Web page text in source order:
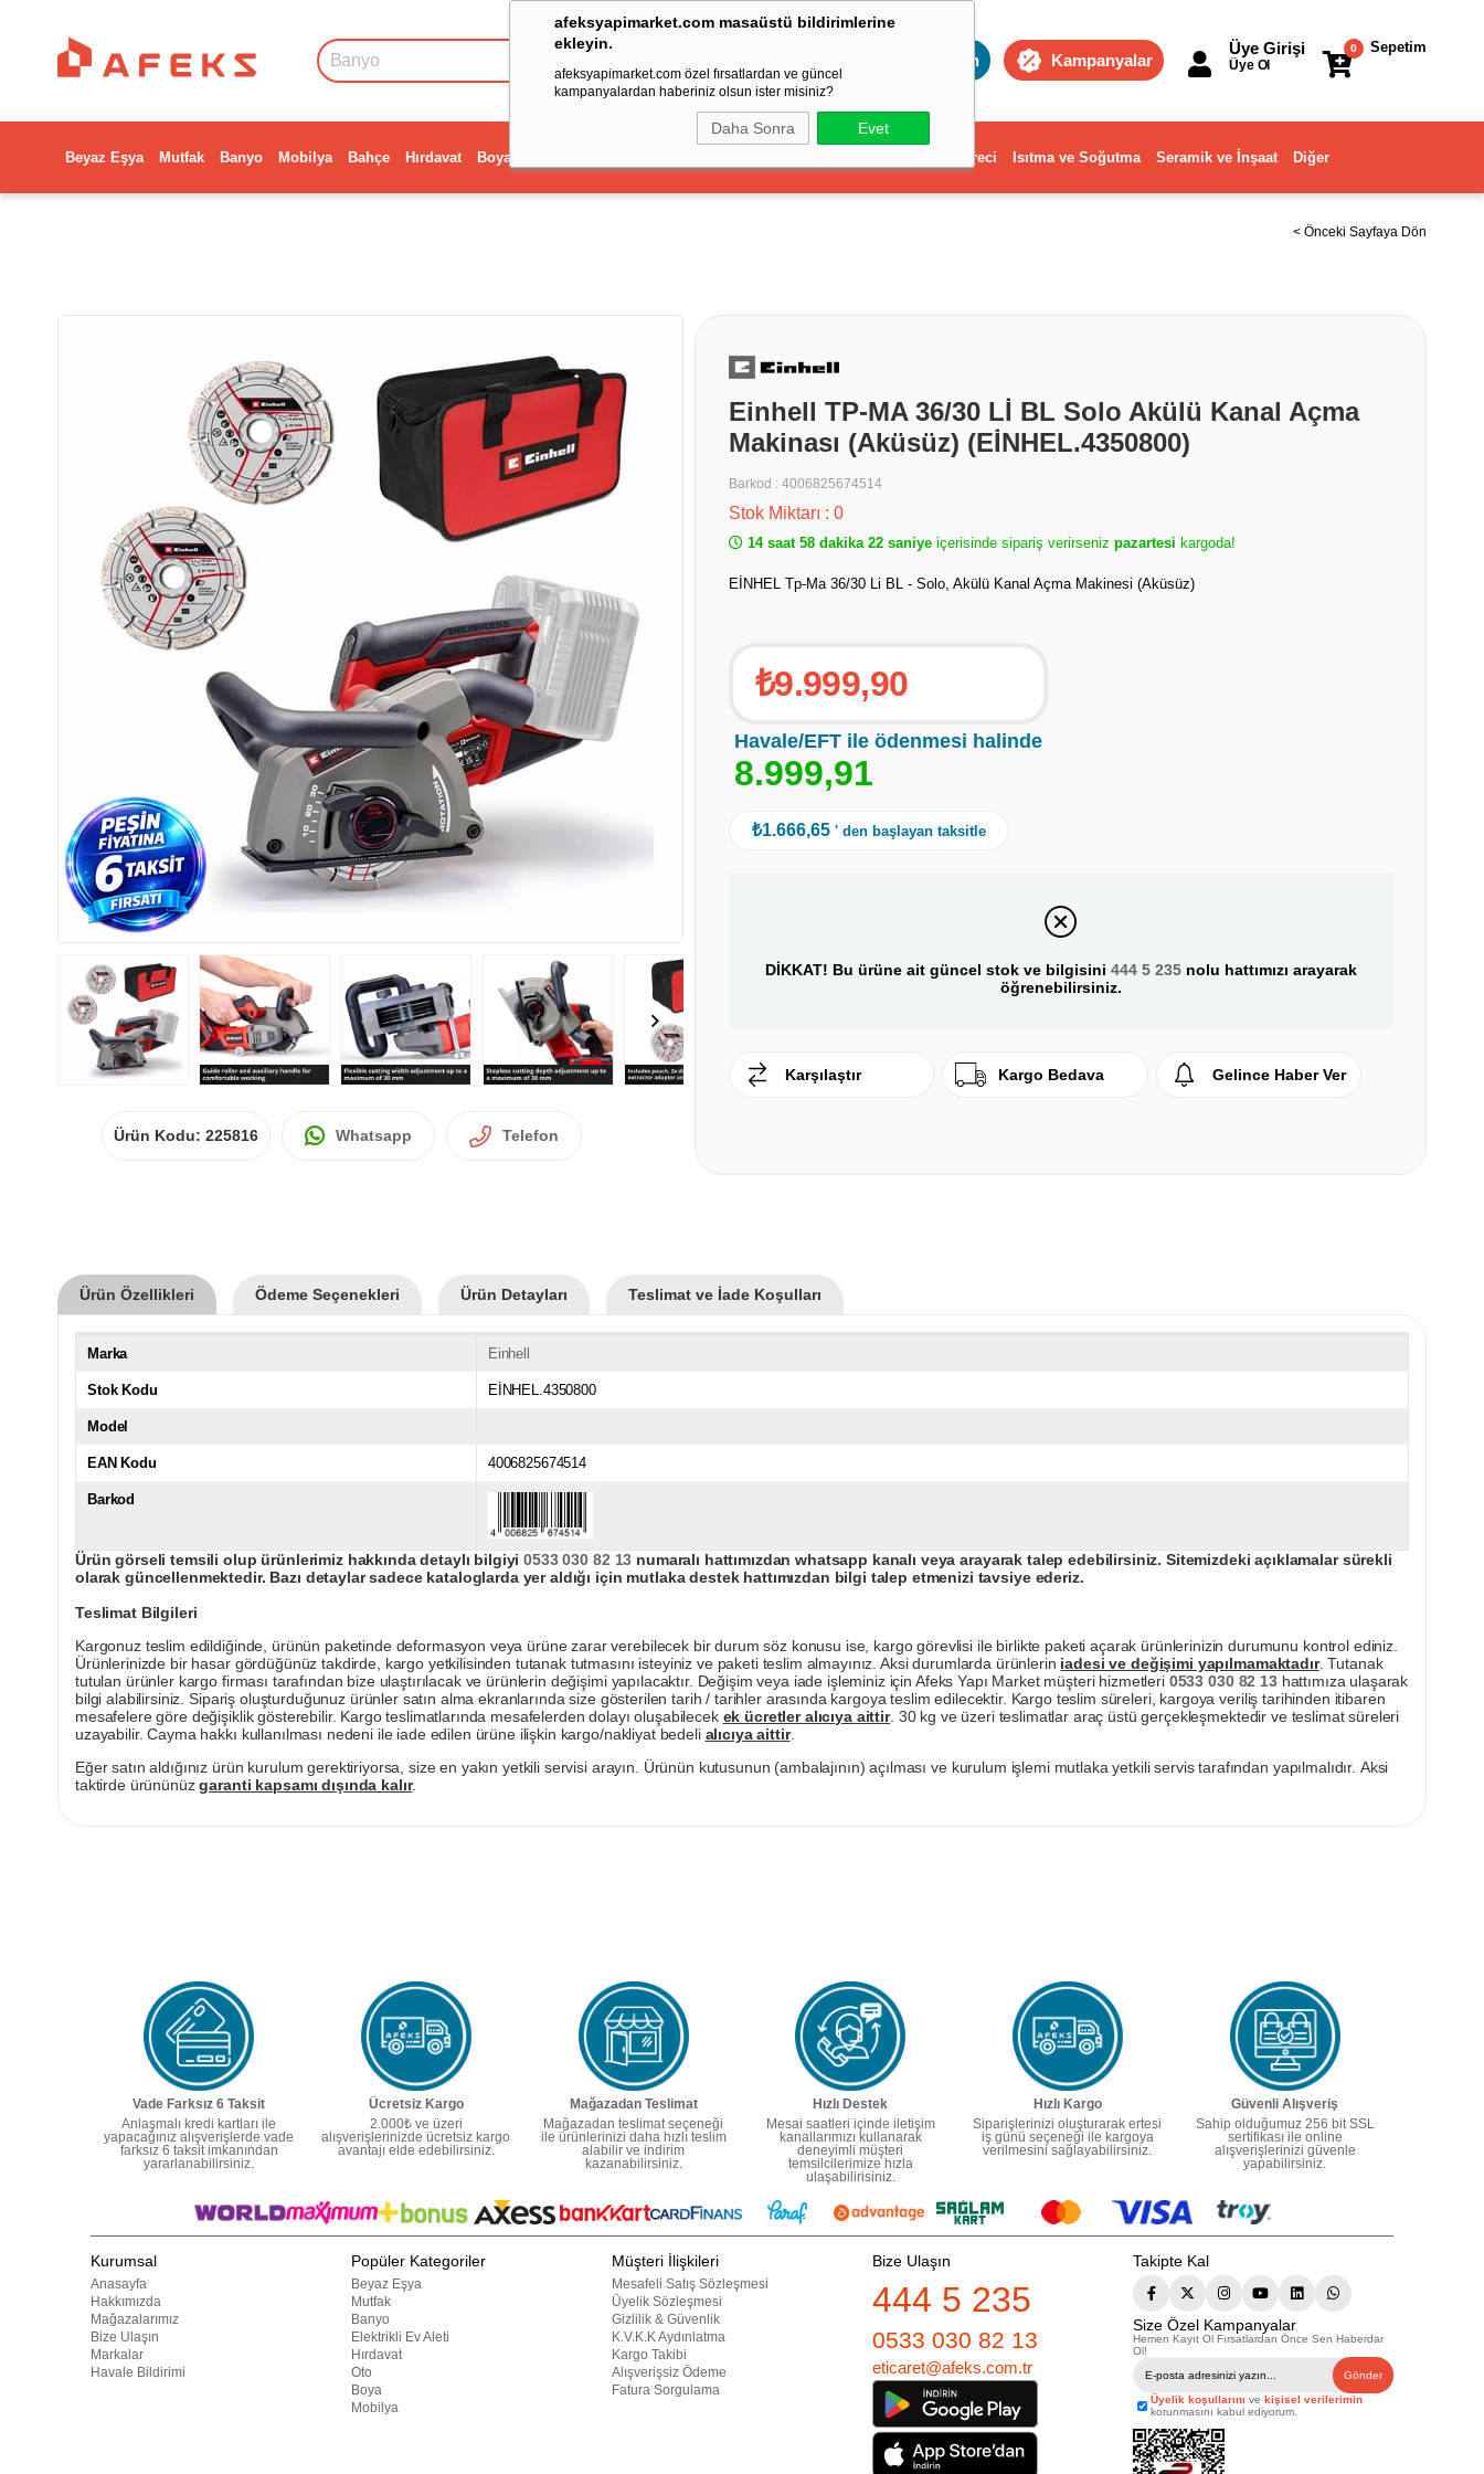
afeksyapimarket.com masaüstü bildirimlerine
ekleyin.
afeksyapimarket.com özel fırsatlardan ve güncel
kampanyalardan haberiniz olsun ister misiniz?
Daha Sonra Evet
Toptan Kampanyalar
Sepetim
0
Üye Girişi
Üye Ol
Beyaz Eşya Mutfak Banyo Mobilya Bahçe Hırdavat Boya Dekorasyon ve Ev Gereci Isıtma ve Soğutma Seramik ve İnşaat Diğer
< Önceki Sayfaya Dön
Ürün Kodu: 225816 Whatsapp Telefon
Einhell TP-MA 36/30 Lİ BL Solo Akülü Kanal Açma
Makinası (Aküsüz) (EİNHEL.4350800)
Barkod : 4006825674514
Stok Miktarı : 0
14 saat 58 dakika 22 saniye içerisinde sipariş verirseniz pazartesi kargoda!
EİNHEL Tp-Ma 36/30 Li BL - Solo, Akülü Kanal Açma Makinesi (Aküsüz)
₺9.999,90
Havale/EFT ile ödenmesi halinde
8.999,91
₺1.666,65 ' den başlayan taksitle
DİKKAT! Bu ürüne ait güncel stok ve bilgisini 444 5 235nolu hattımızı arayarak
öğrenebilirsiniz.
Karşılaştır Kargo Bedava Gelince Haber Ver
Ürün Özellikleri Ödeme Seçenekleri Ürün Detayları Teslimat ve İade Koşulları
Marka Einhell
Stok Kodu EİNHEL.4350800
Model
EAN Kodu 4006825674514
Barkod
Ürün görseli temsili olup ürünlerimiz hakkında detaylı bilgiyi0533 030 82 13 numaralı hattımızdan whatsapp kanalı veya arayarak talep edebilirsiniz. Sitemizdeki açıklamalar sürekli
olarak güncellenmektedir. Bazı detaylar sadece kataloglarda yer aldığı için mutlaka destek hattımızdan bilgi talep etmenizi tavsiye ederiz.
Teslimat Bilgileri
Kargonuz teslim edildiğinde, ürünün paketinde deformasyon veya ürüne zarar verebilecek bir durum söz konusu ise, kargo görevlisi ile birlikte paketi açarak ürünlerinizin durumunu kontrol ediniz.
Ürünlerinizde bir hasar gördüğünüz takdirde, kargo yetkilisinden tutanak tutmasını isteyiniz ve paketi teslim almayınız. Aksi durumlarda ürünlerin iadesi ve değişimi yapılmamaktadır. Tutanak
tutulan ürünler kargo firması tarafından bize ulaştırılacak ve ürünlerin değişimi yapılacaktır. Değişim veya iade işleminiz için Afeks Yapı Market müşteri hizmetleri 0533 030 82 13hattımıza ulaşarak
bilgi alabilirsiniz. Sipariş oluşturduğunuz ürünler satın alma ekranlarında size gösterilen tarih / tarihler arasında kargoya teslim edilecektir. Kargo teslim süreleri, kargoya veriliş tarihinden itibaren
mesafelere göre değişiklik gösterebilir. Kargo teslimatlarında mesafelerden dolayı oluşabilecek ek ücretler alıcıya aittir. 30 kg ve üzeri teslimatlar araç üstü gerçekleşmektedir ve teslimat süreleri
uzayabilir. Cayma hakkı kullanılması nedeni ile iade edilen ürüne ilişkin kargo/nakliyat bedeli alıcıya aittir.
Eğer satın aldığınız ürün kurulum gerektiriyorsa, size en yakın yetkili servisi arayın. Ürünün kutusunun (ambalajının) açılması ve kurulum işlemi mutlaka yetkili servis tarafından yapılmalıdır. Aksi
taktirde ürününüzgaranti kapsamı dışında kalır.
Vade Farksız 6 Taksit
Anlaşmalı kredi kartları ile
yapacağınız alışverişlerde vade
farksız 6 taksit imkanından
yararlanabilirsiniz.
Ücretsiz Kargo
2.000₺ ve üzeri
alışverişlerinizde ücretsiz kargo
avantajı elde edebilirsiniz.
Mağazadan Teslimat
Mağazadan teslimat seçeneği
ile ürünlerinizi daha hızlı teslim
alabilir ve indirim
kazanabilirsiniz.
Hızlı Destek
Mesai saatleri içinde iletişim
kanallarımızı kullanarak
deneyimli müşteri
temsilcilerimize hızla
ulaşabilirisiniz.
Hızlı Kargo
Siparişlerinizi oluşturarak ertesi
iş günü seçeneği ile kargoya
verilmesini sağlayabilirsiniz.
Güvenli Alışveriş
Sahip olduğumuz 256 bit SSL
sertifikası ile online
alışverişlerinizi güvenle
yapabilirsiniz.
Kurumsal
Anasayfa
Hakkımızda
Mağazalarımız
Bize Ulaşın
Markalar
Havale Bildirimi
Popüler Kategoriler
Beyaz Eşya
Mutfak
Banyo
Elektrikli Ev Aleti
Hırdavat
Oto
Boya
Mobilya
Müşteri İlişkileri
Mesafeli Satış Sözleşmesi
Üyelik Sözleşmesi
Gizlilik & Güvenlik
K.V.K.K Aydınlatma
Kargo Takibi
Alışverişsiz Ödeme
Fatura Sorgulama
Bize Ulaşın
444 5 235
0533 030 82 13
eticaret@afeks.com.tr
Takipte Kal
Size Özel Kampanyalar
Hemen Kayıt Ol Fırsatlardan Önce Sen Haberdar
Ol!
Gönder
Üyelik koşullarını ve kişisel verilerimin
korunmasını kabul ediyorum.